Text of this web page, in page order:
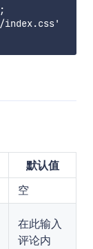
index.css'
默认值
空
在此输入
评论内